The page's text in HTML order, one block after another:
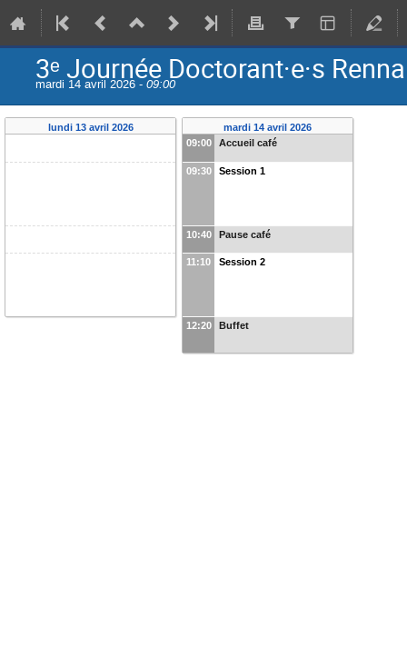
3ᵉ Journée Doctorant·e·s
mardi 14 avril 2026 - 09:00
lundi 13 avril 2026
mardi 14 avril 2026
09:00
Accueil café
09:30 Session 1
10:40 Pause café
11:10 Session 2
12:20 Buffet